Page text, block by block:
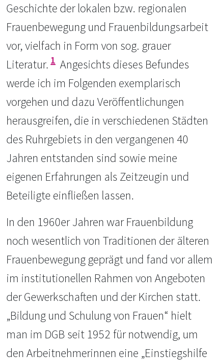
Geschichte der lokalen bzw. regionalen
Frauenbewegung und Frauenbildungsarbeit
vor, vielfach in Form von sog. grauer
Literatur. 1 Angesichts dieses Befundes
werde ich im Folgenden exemplarisch
vorgehen und dazu Veröffentlichungen
herausgreifen, die in verschiedenen Städten
des Ruhrgebiets in den vergangenen 40
Jahren entstanden sind sowie meine
eigenen Erfahrungen als Zeitzeugin und
Beteiligte einfließen lassen.
In den 1960er Jahren war Frauenbildung
noch wesentlich von Traditionen der älteren
Frauenbewegung geprägt und fand vor allem
im institutionellen Rahmen von Angeboten
der Gewerkschaften und der Kirchen statt.
„Bildung und Schulung von Frauen“ hielt
man im DGB seit 1952 für notwendig, um
den Arbeitnehmerinnen eine „Einstiegshilfe